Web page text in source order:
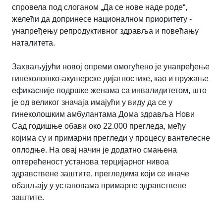
спровела под слоганом „Да се нове наде роде“,
желећи да допринесе националном приоритету -
унапређењу репродуктивног здравља и повећању
наталитета.
Захваљујући новој опреми омогућено је унапређење
гинеколошко-акушерске дијагностике, као и пружање
ефикасније подршке женама са инвалидитетом, што
је од великог значаја имајући у виду да се у
гинеколошким амбулантама Дома здравља Нови
Сад годишње обави око 22.000 прегледа, међу
којима су и примарни прегледи у процесу вантелесне
оплодње. На овај начин је додатно смањена
оптерећеност установа терцијарног нивоа
здравствене заштите, прегледима који се иначе
обављају у установама примарне здравствене
заштите.